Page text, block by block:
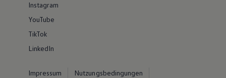
Instagram
YouTube
TikTok
LinkedIn
Impressum
Nutzungsbedingungen